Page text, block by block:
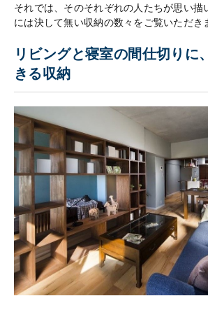
それでは、そのそれぞれの人たちが思い描
には決して無い収納の数々をご覧いただき
リビングと寝室の間仕切りに
きる収納